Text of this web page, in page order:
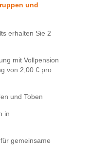
und
erhalten Sie 2
mit Vollpension
von 2,00 € pro
und Toben
in
gemeinsame